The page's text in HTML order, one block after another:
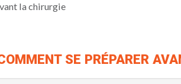
la chirurgie
SE PRÉPARER